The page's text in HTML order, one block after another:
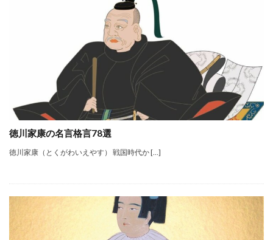
徳川家康の名言格言78選
徳川家康（とくがわいえやす） 戦国時代か […]